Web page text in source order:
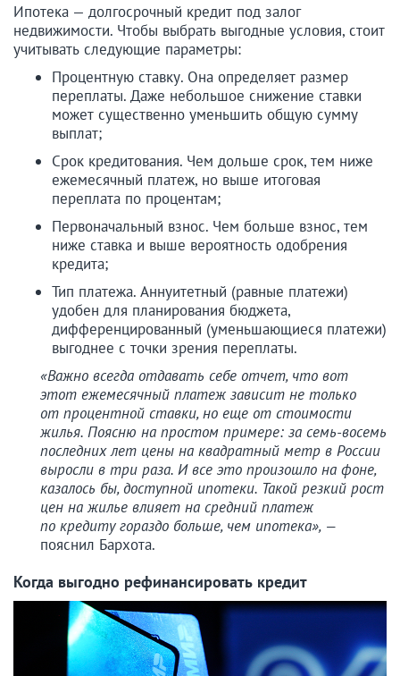
Ипотека — долгосрочный кредит под залог
недвижимости. Чтобы выбрать выгодные условия, стоит
учитывать следующие параметры:
Процентную ставку. Она определяет размер
переплаты. Даже небольшое снижение ставки
может существенно уменьшить общую сумму
выплат;
Срок кредитования. Чем дольше срок, тем ниже
ежемесячный платеж, но выше итоговая
переплата по процентам;
Первоначальный взнос. Чем больше взнос, тем
ниже ставка и выше вероятность одобрения
кредита;
Тип платежа. Аннуитетный (равные платежи)
удобен для планирования бюджета,
дифференцированный (уменьшающиеся платежи)
выгоднее с точки зрения переплаты.
«Важно всегда отдавать себе отчет, что вот
этот ежемесячный платеж зависит не только
от процентной ставки, но еще от стоимости
жилья. Поясню на простом примере: за семь-восемь
последних лет цены на квадратный метр в России
выросли в три раза. И все это произошло на фоне,
казалось бы, доступной ипотеки. Такой резкий рост
цен на жилье влияет на средний платеж
по кредиту гораздо больше, чем ипотека», —
пояснил Бархота.
Когда выгодно рефинансировать кредит